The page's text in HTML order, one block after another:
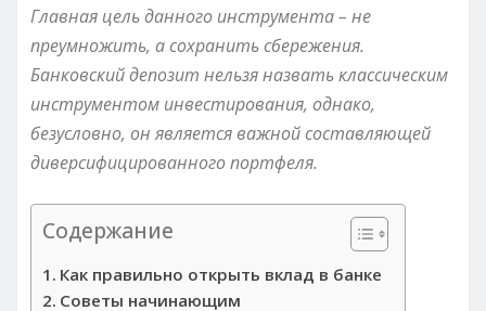
Главная цель данного инструмента – не
преумножить, а сохранить сбережения.
Банковский депозит нельзя назвать классическим
инструментом инвестирования, однако,
безусловно, он является важной составляющей
диверсифицированного портфеля.
Содержание
Как правильно открыть вклад в банке
Советы начинающим